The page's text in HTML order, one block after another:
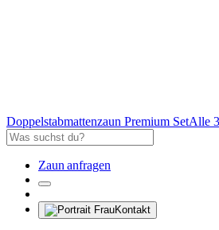
Doppelstabmattenzaun Premium SetAlle
Zaun anfragen
Kontakt